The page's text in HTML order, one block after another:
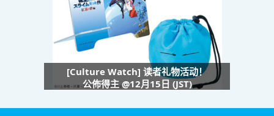
[Culture Watch] 读者礼物活动！
公佈得主 @12月15日 (JST)